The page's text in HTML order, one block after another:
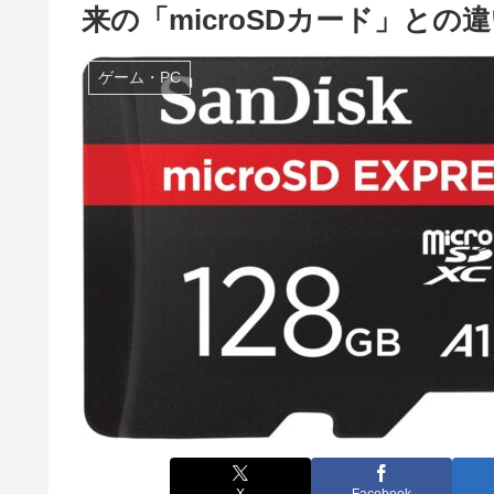
来の「microSDカード」との
ゲーム・PC